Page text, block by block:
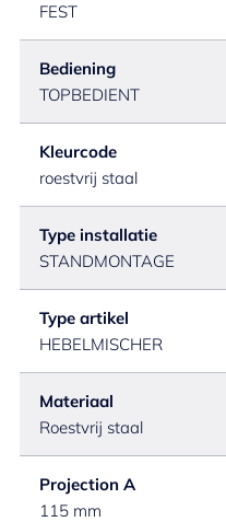
FEST
Bediening
TOPBEDIENT
Kleurcode
roestvrij staal
Type installatie
STANDMONTAGE
Type artikel
HEBELMISCHER
Materiaal
Roestvrij staal
Projection A
115 mm